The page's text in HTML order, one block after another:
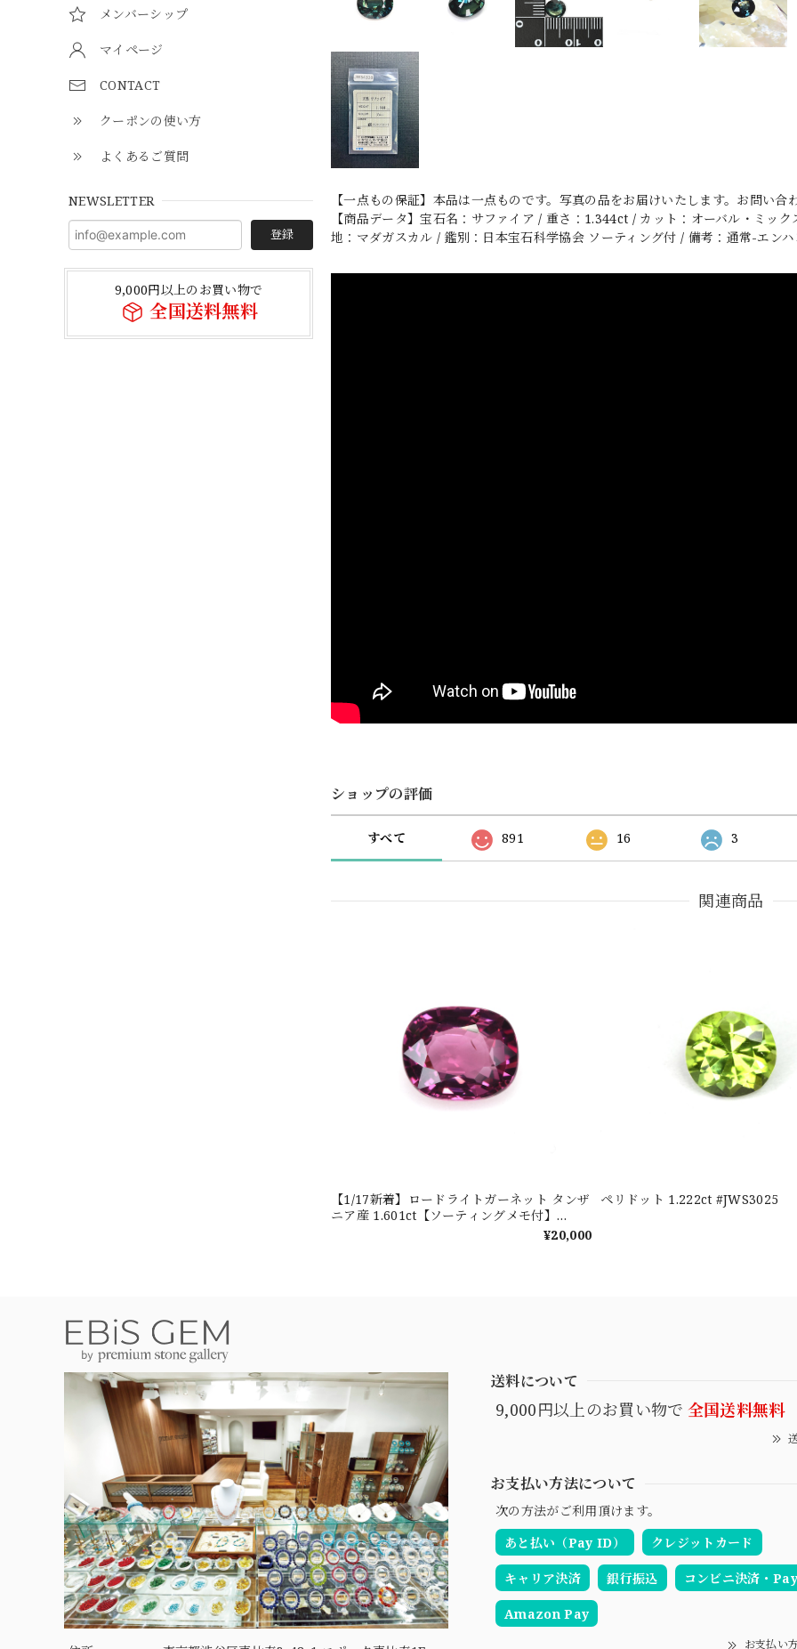
メンバーシップ
マイページ
CONTACT
クーポンの使い方
よくあるご質問
NEWSLETTER
登録
9,000円以上のお買い物で
全国送料無料
【一点もの保証】本品は一点ものです。写真の品をお届けいたします。お問い
【商品データ】宝石名：サファイア / 重さ：1.344ct / カット：オーバル・ミッ
地：マダガスカル / 鑑別：日本宝石科学協会 ソーティング付 / 備考：通常-エン
ショップの評価
すべて 891 16 3
関連商品
【1/17新着】ロードライトガーネット タンザ
ニア産 1.601ct【ソーティングメモ付】
¥20,000
ペリドット 1.222ct #JWS3025
送料について
9,000円以上のお買い物で 全国送料無料
お支払い方法について
次の方法がご利用頂けます。
あと払い（Pay ID）
クレジットカード
キャリア決済 銀行振込 コンビニ決済・
Amazon Pay
お支払い